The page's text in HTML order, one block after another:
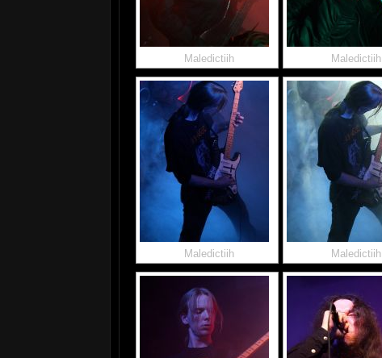
Maledictiih Maledictiih
Maledictiih Maledictiih